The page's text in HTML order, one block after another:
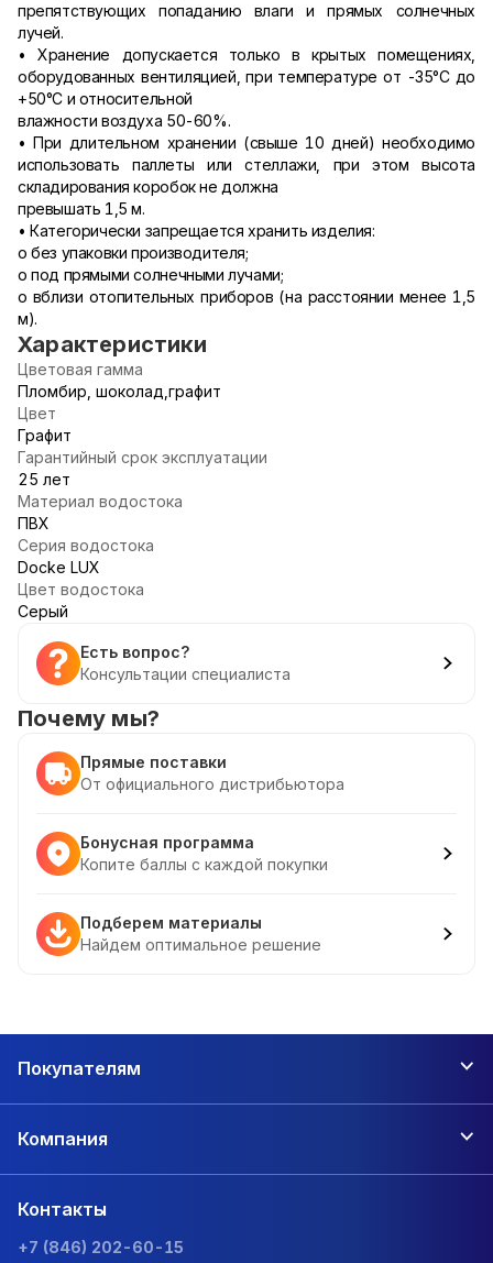
препятствующих попаданию влаги и прямых солнечных
лучей.
• Хранение допускается только в крытых помещениях,
оборудованных вентиляцией, при температуре от -35°С до
+50°С и относительной
влажности воздуха 50-60%.
• При длительном хранении (свыше 10 дней) необходимо
использовать паллеты или стеллажи, при этом высота
складирования коробок не должна
превышать 1,5 м.
• Категорически запрещается хранить изделия:
o без упаковки производителя;
o под прямыми солнечными лучами;
o вблизи отопительных приборов (на расстоянии менее 1,5
м).
Характеристики
Цветовая гамма
Пломбир, шоколад,графит
Цвет
Графит
Гарантийный срок эксплуатации
25 лет
Материал водостока
ПВХ
Серия водостока
Docke LUX
Цвет водостока
Серый
Есть вопрос?
Консультации специалиста
Почему мы?
Прямые поставки
От официального дистрибьютора
Бонусная программа
Копите баллы с каждой покупки
Подберем материалы
Найдем оптимальное решение
Покупателям
Компания
Контакты
+7 (846) 202-60-15